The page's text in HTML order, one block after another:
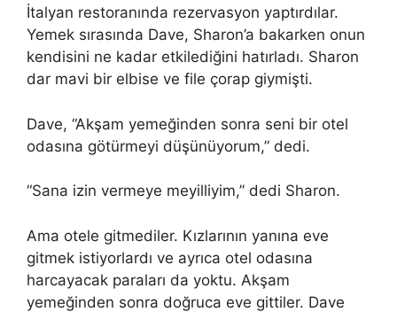
İtalyan restoranında rezervasyon yaptırdılar.
Yemek sırasında Dave, Sharon’a bakarken onun
kendisini ne kadar etkilediğini hatırladı. Sharon
dar mavi bir elbise ve file çorap giymişti.
Dave, “Akşam yemeğinden sonra seni bir otel
odasına götürmeyi düşünüyorum,” dedi.
“Sana izin vermeye meyilliyim,” dedi Sharon.
Ama otele gitmediler. Kızlarının yanına eve
gitmek istiyorlardı ve ayrıca otel odasına
harcayacak paraları da yoktu. Akşam
yemeğinden sonra doğruca eve gittiler. Dave